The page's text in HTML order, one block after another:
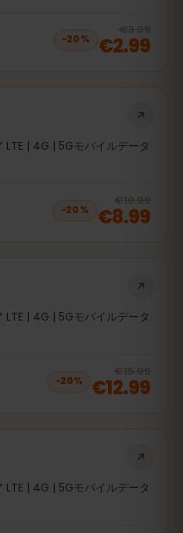
−20%
€3.99
€2.99
| 4G | 5Gモバイルデータ
−20%
€10.99
€8.99
| 4G | 5Gモバイルデータ
−20%
€15.99
€12.99
| 4G | 5Gモバイルデータ